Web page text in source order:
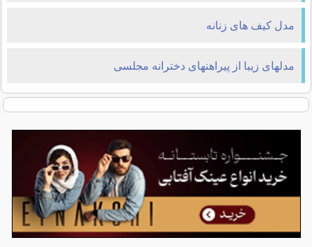
مدل کیف های زنانه
مدلهای زیبا از پیراهنهای دخترانه مجلسی